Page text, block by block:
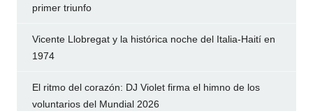
primer triunfo
Vicente Llobregat y la histórica noche del Italia-Haití en
1974
El ritmo del corazón: DJ Violet firma el himno de los
voluntarios del Mundial 2026